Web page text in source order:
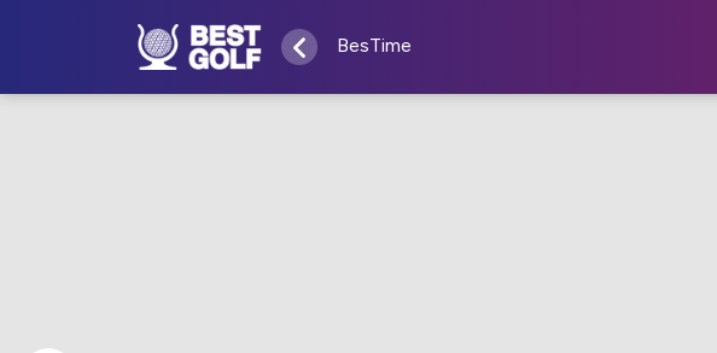
BesTime